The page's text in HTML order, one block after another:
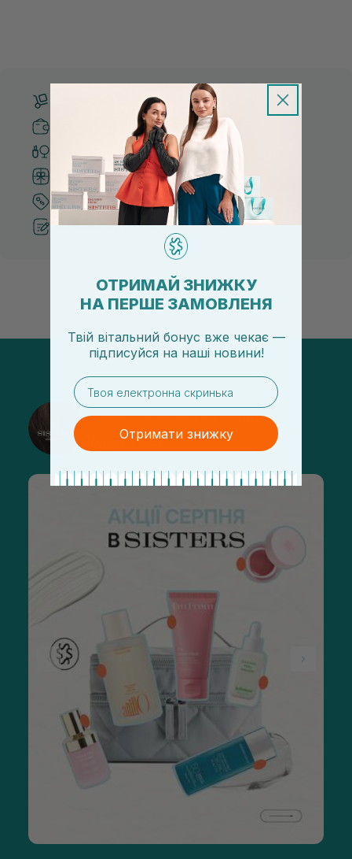
Бесплатная доставка от 3000 UAH
Безопасные способы оплаты
Только оригинальная косметика
Система бонусов и лояльности
Лучшие цены и топ товары
Рекомендации от косметологов
@sisters_stelmakh в Instagram
Подписаться
ОТРИМАЙ ЗНИЖКУ
НА ПЕРШЕ ЗАМОВЛЕНЯ
Твій вітальний бонус вже чекає —
підписуйся на наші новини!
email
Отримати знижку